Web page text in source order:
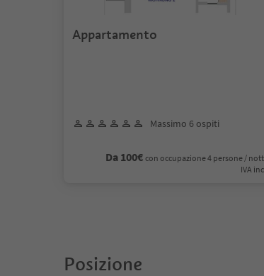
Appartamento
Massimo 6 ospiti
Da 100€ con occupazione 4 persone /
IVA
Posizione